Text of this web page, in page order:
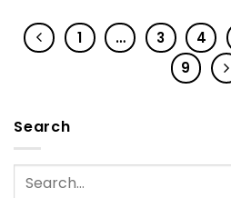
1 … 3 4
9
Search